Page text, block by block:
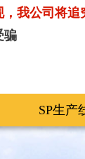
我公司将追
骗
SP生产